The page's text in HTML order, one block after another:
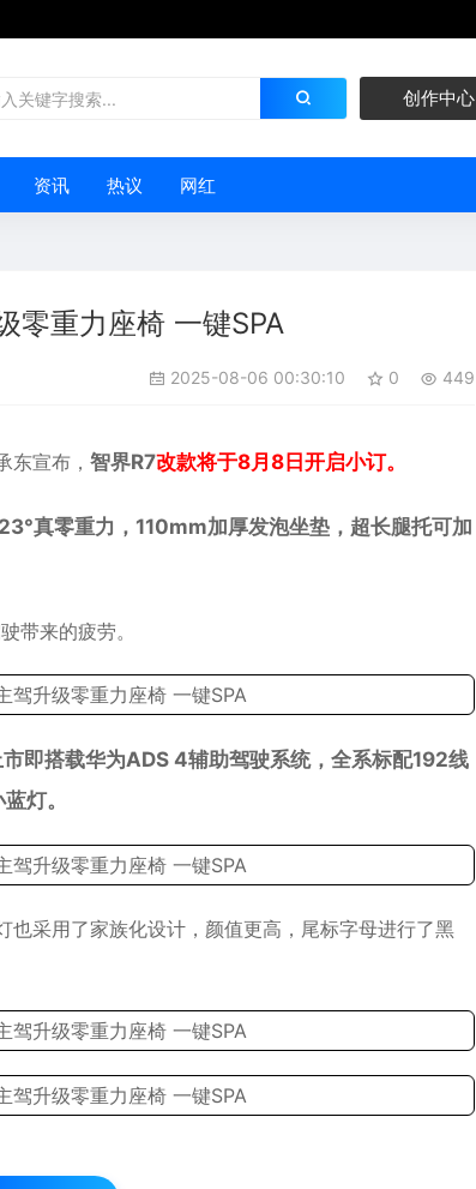
创作中心
资讯 热议 网红
零重力座椅 一键SPA
2025-08-06 00:30:10 0 449
东宣布， 智界R7改款将于8月8日开启小订。
真零重力，110mm加厚发泡坐垫，超长腿托可加
带来的疲劳。
即搭载华为ADS 4辅助驾驶系统，全系标配192线
灯。
采用了家族化设计，颜值更高，尾标字母进行了黑